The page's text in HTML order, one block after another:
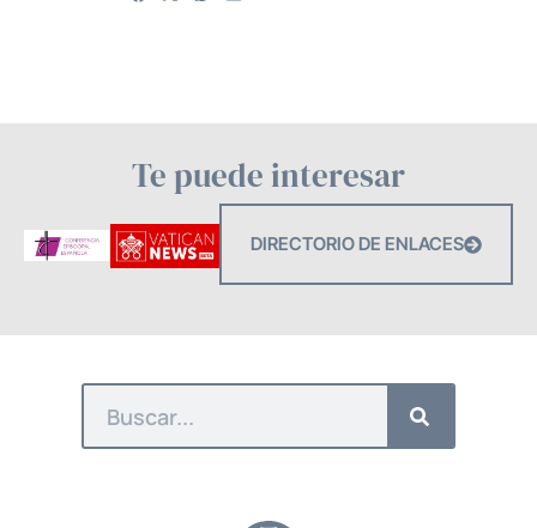
Te puede interesar
DIRECTORIO DE ENLACES